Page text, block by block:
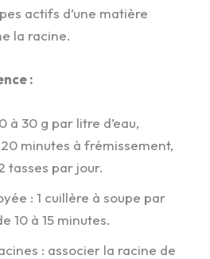
actifs d’une matière
la racine.
:
à 30 g par litre d’eau,
minutes à frémissement,
tasses par jour.
: 1 cuillère à soupe par
10 à 15 minutes.
: associer la racine de